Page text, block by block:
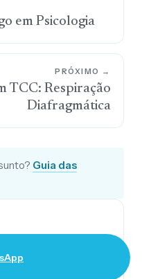
em Psicologia
PRÓXIMO →
TCC: Respiração
Diafragmática
Guia das